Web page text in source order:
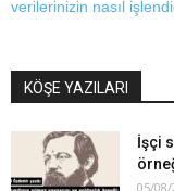
verilerinizin nasıl
KÖŞE YAZILARI
İşçi
05/08/